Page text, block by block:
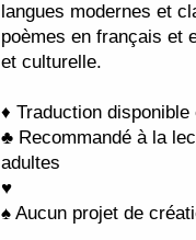
langues modernes et
poèmes en français et
et culturelle.
♦ Traduction
♣ Recommandé à la
adultes
♥
♠ Aucun projet de